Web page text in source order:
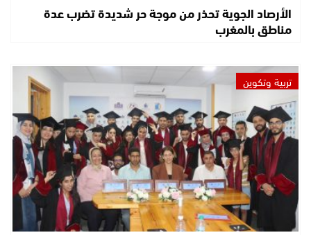
الأرصاد الجوية تحذر من موجة حر شديدة تضرب عدة
مناطق بالمغرب
تربية وتكوين